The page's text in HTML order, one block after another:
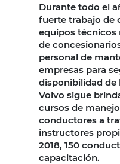
Durante todo el
fuerte trabajo de
equipos técnicos
de
personal de
empresas para
disponibilidad de
Volvo sigue
cursos de
conductores a
instructores
2018, 150
capacitación.